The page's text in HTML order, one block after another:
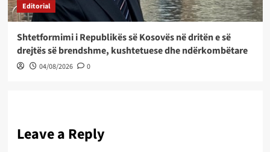
Editorial
Shtetformimi i Republikës së Kosovës në dritën e së
drejtës së brendshme, kushtetuese dhe ndërkombëtare
04/08/2026 0
Leave a Reply